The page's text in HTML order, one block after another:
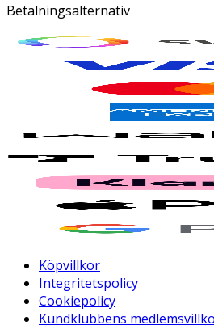
Betalningsalternativ
Köpvillkor
Integritetspolicy
Cookiepolicy
Kundklubbens